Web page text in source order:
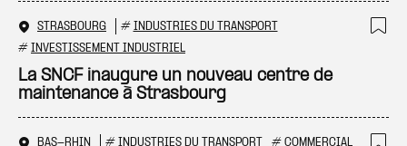
STRASBOURG # INDUSTRIES DU TRANSPORT
# INVESTISSEMENT INDUSTRIEL
La SNCF inaugure un nouveau centre de
maintenance à Strasbourg
BAS-RHIN # INDUSTRIES DU TRANSPORT # COMMERCIAL